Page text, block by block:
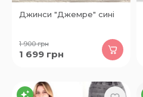
Джинси "Джемре" сині
1 900грн
1 699 грн